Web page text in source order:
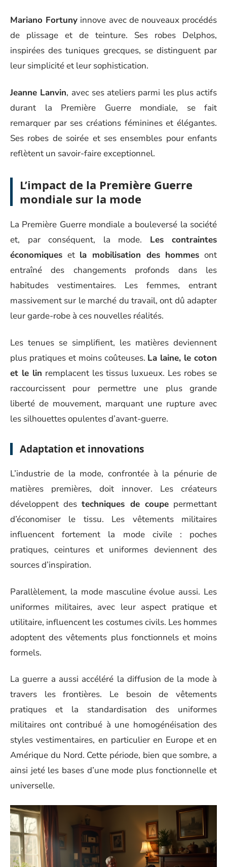
Mariano Fortuny innove avec de nouveaux procédés
de plissage et de teinture. Ses robes Delphos,
inspirées des tuniques grecques, se distinguent par
leur simplicité et leur sophistication.
Jeanne Lanvin, avec ses ateliers parmi les plus actifs
durant la Première Guerre mondiale, se fait
remarquer par ses créations féminines et élégantes.
Ses robes de soirée et ses ensembles pour enfants
reflètent un savoir-faire exceptionnel.
L’impact de la Première Guerre
mondiale sur la mode
La Première Guerre mondiale a bouleversé la société
et, par conséquent, la mode. Les contraintes
économiques et la mobilisation des hommes ont
entraîné des changements profonds dans les
habitudes vestimentaires. Les femmes, entrant
massivement sur le marché du travail, ont dû adapter
leur garde-robe à ces nouvelles réalités.
Les tenues se simplifient, les matières deviennent
plus pratiques et moins coûteuses. La laine, le coton
et le lin remplacent les tissus luxueux. Les robes se
raccourcissent pour permettre une plus grande
liberté de mouvement, marquant une rupture avec
les silhouettes opulentes d’avant-guerre.
Adaptation et innovations
L’industrie de la mode, confrontée à la pénurie de
matières premières, doit innover. Les créateurs
développent destechniques de coupepermettant
d’économiser le tissu. Les vêtements militaires
influencent fortement la mode civile : poches
pratiques, ceintures et uniformes deviennent des
sources d’inspiration.
Parallèlement, la mode masculine évolue aussi. Les
uniformes militaires, avec leur aspect pratique et
utilitaire, influencent les costumes civils. Les hommes
adoptent des vêtements plus fonctionnels et moins
formels.
La guerre a aussi accéléré la diffusion de la mode à
travers les frontières. Le besoin de vêtements
pratiques et la standardisation des uniformes
militaires ont contribué à une homogénéisation des
styles vestimentaires, en particulier en Europe et en
Amérique du Nord. Cette période, bien que sombre, a
ainsi jeté les bases d’une mode plus fonctionnelle et
universelle.